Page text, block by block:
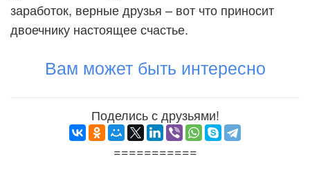
заработок, верные друзья – вот что приносит
двоечнику настоящее счастье.
Вам может быть интересно
Поделись с друзьями!
===========